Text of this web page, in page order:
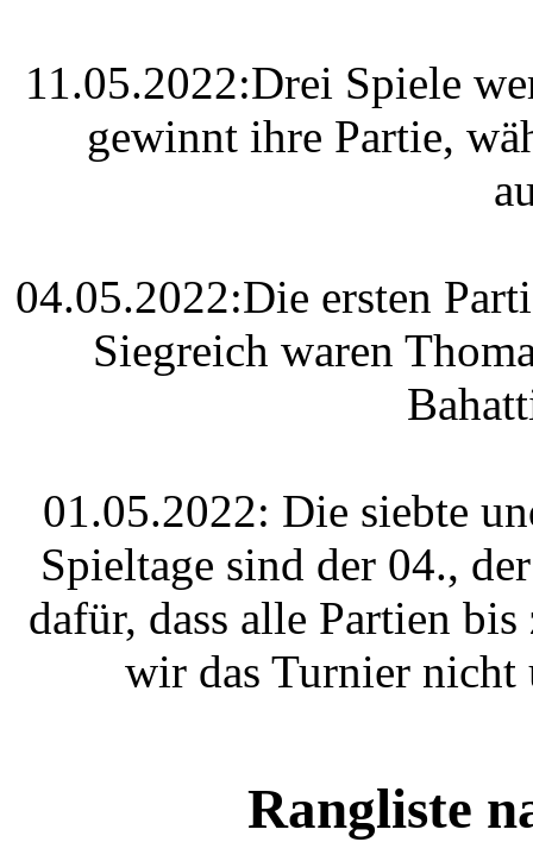
11.05.2022:Drei Spiele
gewinnt ihre Partie,
04.05.2022:Die ersten
Siegreich waren
01.05.2022: Die siebte
Spieltage sind der 04.,
dafür, dass alle Partien
wir das Turnier nicht
Rangliste